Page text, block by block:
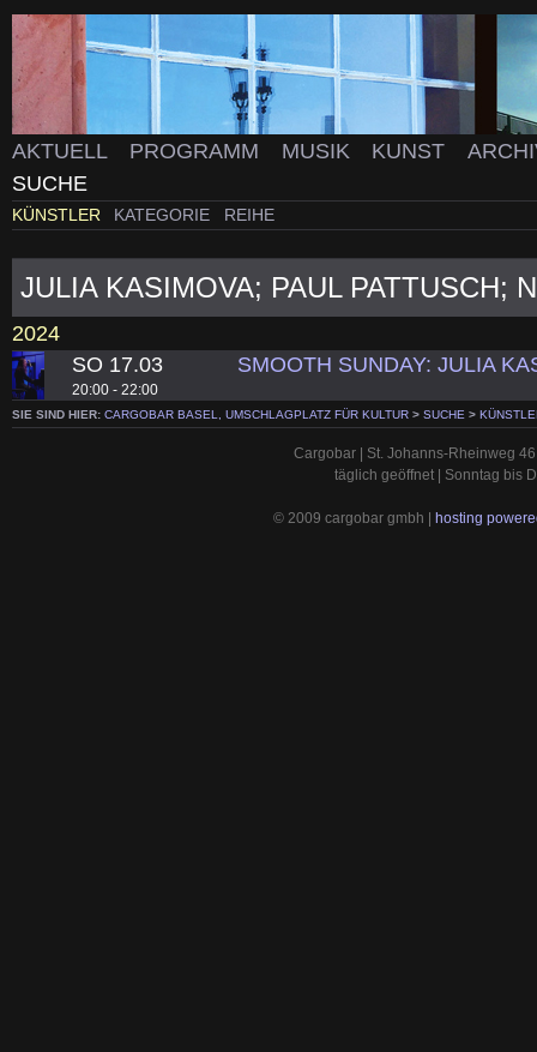
AKTUELL PROGRAMM MUSIK KUNST
SUCHE
KÜNSTLER KATEGORIE REIHE
JULIA KASIMOVA; PAUL PATTUSCH;
2024
SO 17.03
20:00 - 22:00
SMOOTH SUNDAY: JULIA
SIE SIND HIER: CARGOBAR BASEL, UMSCHLAGPLATZ FÜR KULTUR > SUCHE >
Cargobar | St. Johanns-Rheinweg
täglich geöffnet | Sonntag bis
© 2009 cargobar gmbh | hosting